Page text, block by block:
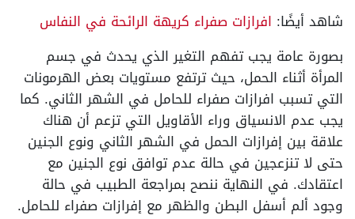
شاهد أيضًا: افرازات صفراء كريهة الرائحة في النفاس
بصورة عامة يجب تفهم التغير الذي يحدث في جسم
المرأة أثناء الحمل، حيث ترتفع مستويات بعض الهرمونات
التي تسبب افرازات صفراء للحامل في الشهر الثاني. كما
يجب عدم الانسياق وراء الأقاويل التي تزعم أن هناك
علاقة بين إفرازات الحمل في الشهر الثاني ونوع الجنين
حتى لا تنزعجين في حالة عدم توافق نوع الجنين مع
اعتقادك. في النهاية ننصح بمراجعة الطبيب في حالة
وجود ألم أسفل البطن والظهر مع إفرازات صفراء للحامل.